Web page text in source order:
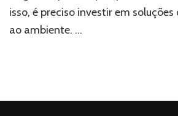
isso, é preciso investir em
ao ambiente. …